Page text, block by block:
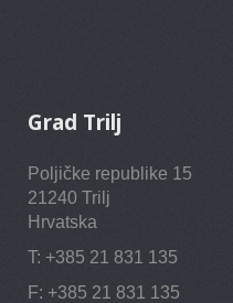
Grad Trilj
Poljičke republike 15
21240 Trilj
Hrvatska
T: +385 21 831 135
F: +385 21 831 135